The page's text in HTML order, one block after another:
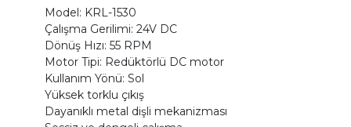
Model: KRL-1530
Çalışma Gerilimi: 24V DC
Dönüş Hızı: 55 RPM
Motor Tipi: Redüktörlü DC motor
Kullanım Yönü: Sol
Yüksek torklu çıkış
Dayanıklı metal dişli mekanizması